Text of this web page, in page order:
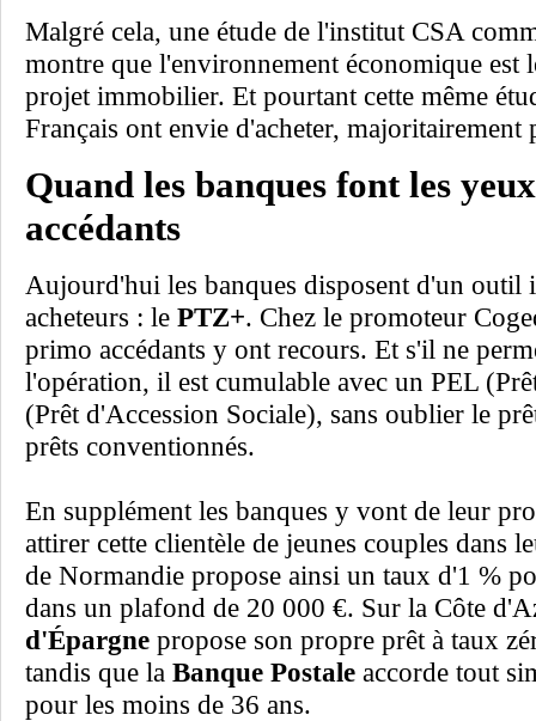
Malgré cela, une étude de l'institut CSA
montre que l'environnement économique est
projet immobilier. Et pourtant cette même
Français ont envie d'acheter,
Quand les banques font les
accédants
Aujourd'hui les banques disposent d'un outil
acheteurs : le PTZ+. Chez le promoteur
primo accédants y ont recours. Et s'il ne
l'opération, il est cumulable avec un PEL
(Prêt d'Accession Sociale), sans oublier le
prêts conventionnés.
En supplément les banques y vont de leur
attirer cette clientèle de jeunes couples dans
de Normandie propose ainsi un taux d'1 %
dans un plafond de 20 000 €. Sur la Côte
d'Épargne propose son propre prêt à taux
tandis que la Banque Postale accorde tout
pour les moins de 36 ans.